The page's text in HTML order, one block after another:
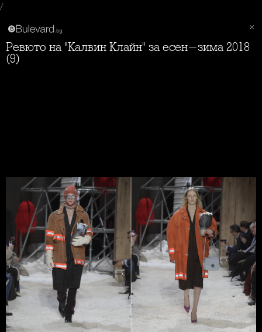
/
Ревюто на "Калвин Клайн" за есен-зима 2018
(9)